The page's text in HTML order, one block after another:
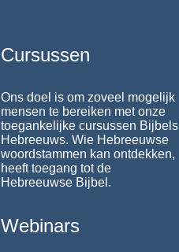
Cursussen
Ons doel is om zoveel mogelijk
mensen te bereiken met onze
toegankelijke cursussen Bijbels
Hebreeuws. Wie Hebreeuwse
woordstammen kan ontdekken,
heeft toegang tot de
Hebreeuwse Bijbel.
Webinars